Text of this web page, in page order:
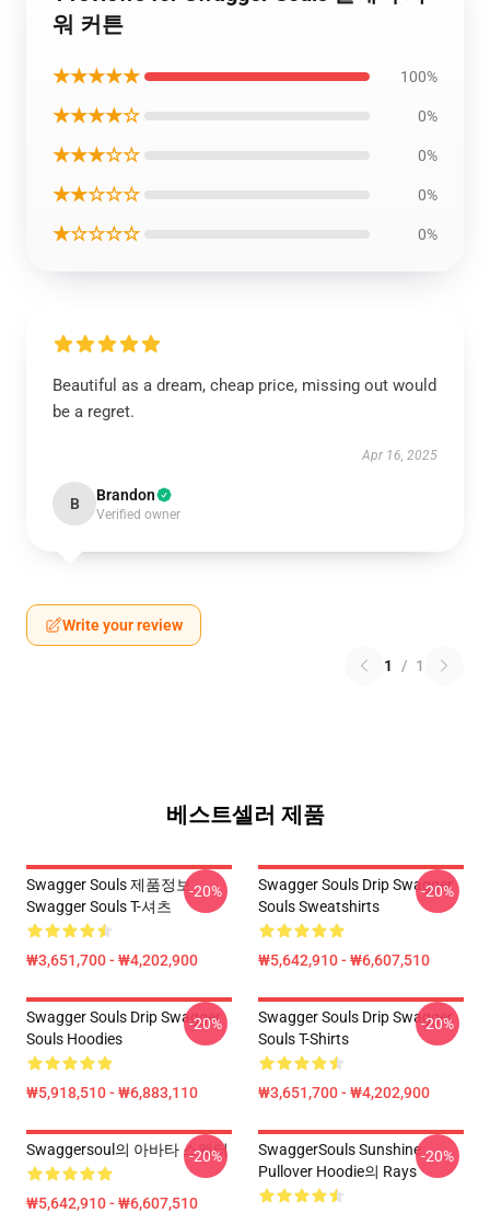
워 커튼
★★★★★ 100%
★★★★☆ 0%
★★★☆☆ 0%
★★☆☆☆ 0%
★☆☆☆☆ 0%
Beautiful as a dream, cheap price, missing out would
be a regret.
Apr 16, 2025
B Brandon
Verified owner
Write your review
1 / 1
베스트셀러 제품
Swagger Souls 제품정보
Swagger Souls T-셔츠
₩3,651,700 - ₩4,202,900
-20%
Swagger Souls Drip Swagger
Souls Sweatshirts
₩5,642,910 - ₩6,607,510
-20%
Swagger Souls Drip Swagger
Souls Hoodies
₩5,918,510 - ₩6,883,110
-20%
Swagger Souls Drip Swagger
Souls T-Shirts
₩3,651,700 - ₩4,202,900
-20%
Swaggersoul의 아바타 스웨터
₩5,642,910 - ₩6,607,510
-20%
SwaggerSouls Sunshine
Pullover Hoodie의 Rays
-20%